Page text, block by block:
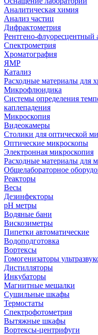
Аналитическая химия
Анализ частиц
Дифрактометрия
Рентгено-флуоресцентный
Спектрометрия
Хроматография
ЯМР
Катализ
Расходные материалы для
Микрофлюидика
Системы определения
каплепадения
Микроскопия
Видеокамеры
Столики для оптической
Оптические микроскопы
Электронная микроскопия
Расходные материалы для
Общелабораторное
Реакторы
Весы
Дезинфекторы
рН метры
Водяные бани
Вискозиметры
Пипетки автоматические
Водоподготовка
Вортексы
Гомогенизаторы
Дистилляторы
Инкубаторы
Магнитные мешалки
Сушильные шкафы
Термостаты
Спектрофотометрия
Вытяжные шкафы
Вортексы-центрифуги